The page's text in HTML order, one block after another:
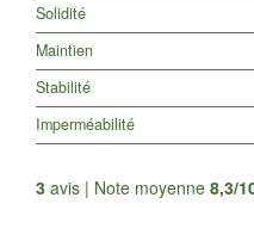
Solidité
Maintien
Stabilité
Imperméabilité
3 avis | Note moyenne 8,3/